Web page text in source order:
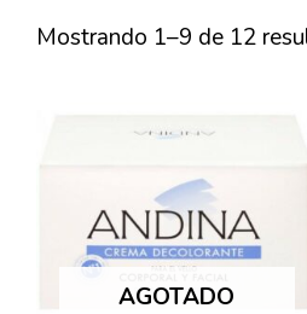
Mostrando 1–9 de 12
AGOTADO